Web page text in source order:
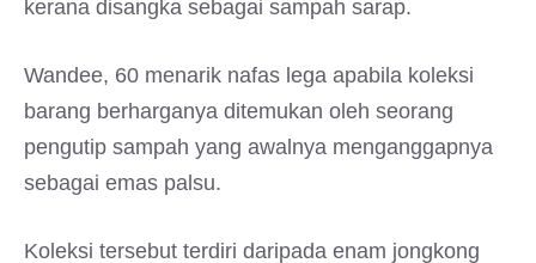
kerana disangka sebagai sampah sarap.
Wandee, 60 menarik nafas lega apabila koleksi
barang berharganya ditemukan oleh seorang
pengutip sampah yang awalnya menganggapnya
sebagai emas palsu.
Koleksi tersebut terdiri daripada enam jongkong